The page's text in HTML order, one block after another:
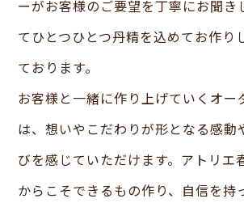
ーがお客様のご要望を丁寧にお聞き
てひとつひとつ丹精を込めてお作り
ております。
お客様と一緒に作り上げていくオー
は、想いやこだわりが形となる感動
びを感じていただけます。アトリエ
からこそできるもの作り、自信を持